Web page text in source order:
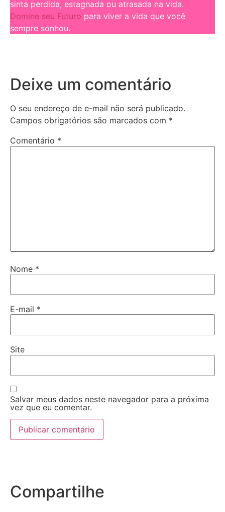
sinta perdida, estagnada ou atrasada na vida.
Domine seu Futuro para viver a vida que você
sempre sonhou.
Deixe um comentário
O seu endereço de e-mail não será publicado.
Campos obrigatórios são marcados com *
Comentário *
Nome *
E-mail *
Site
Salvar meus dados neste navegador para a próxima
vez que eu comentar.
Compartilhe